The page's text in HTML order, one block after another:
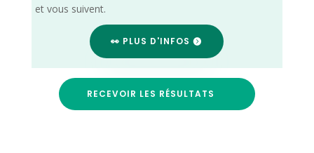
et vous suivent.
👀 PLUS D'INFOS
RECEVOIR LES RÉSULTATS